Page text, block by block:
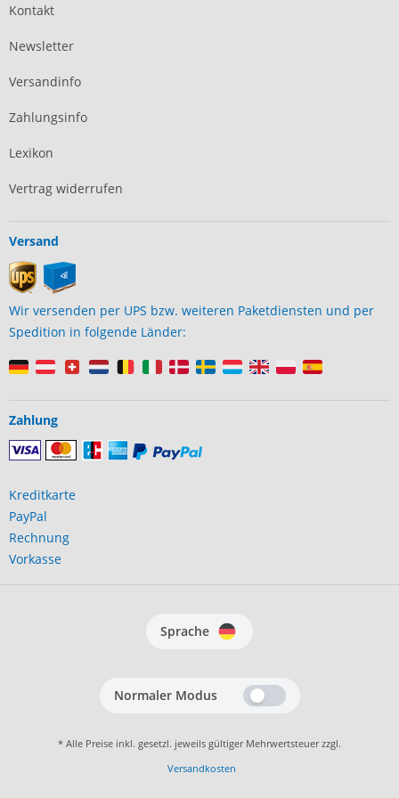
Kontakt
Newsletter
Versandinfo
Zahlungsinfo
Lexikon
Vertrag widerrufen
Versand
Wir versenden per UPS bzw. weiteren Paketdiensten und per
Spedition in folgende Länder:
Zahlung
Kreditkarte
PayPal
Rechnung
Vorkasse
Sprache
Normaler Modus
* Alle Preise inkl. gesetzl. jeweils gültiger Mehrwertsteuer zzgl.
Versandkosten